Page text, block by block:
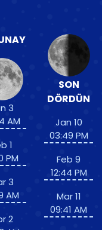
3
AM
1
PM
3
AM
2
SON
DÖRDÜN
Jan 10
03:49 PM
Feb 9
12:44 PM
Mar 11
09:41 AM